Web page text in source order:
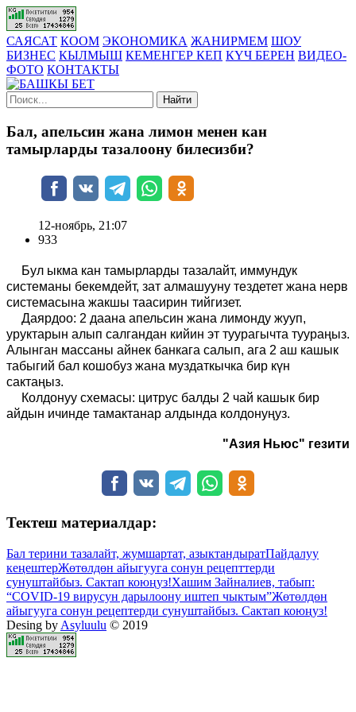
САЯСАТ КООМ ЭКОНОМИКА ЖАНИРМЕМ ШОУ
БИЗНЕС КЫЛМЫШ КЕМЕНГЕР КЕП КҮЧ БЕРЕН ВИДЕО-
ФОТО КОНТАКТЫ
Найти
Бал, апельсин жана лимон менен кан
тамырларды тазалоону билесизби?
12-ноябрь, 21:07
933
Бул ыкма кан тамырларды тазалайт, иммундук
системаны бекемдейт, зат алмашууну тездетет жана нерв
системасына жакшы таасирин тийгизет.
Даярдоо: 2 даана апельсин жана лимонду жууп,
уруктарын алып салгандан кийин эт туурагычта туураңыз.
Алынган массаны айнек банкага салып, ага 2 аш кашык
табыгий бал кошобуз жана муздаткычка бир күн
сактаңыз.
Колдонуу схемасы: цитрус балды 2 чай кашык бир
айдын ичинде тамактанар алдында колдонуңуз.
"Азия Ньюс" гезити
Тектеш материалдар:
Бал терини тазалайт, жумшартат, азыктандыратПайдалуу
кеңештерЖөтөлдөн айыгууга сонун рецепттерди
сунуштайбыз. Сактап коюңуз!Хашим Зайналиев, табып:
“COVID-19 вирусун дарылоону иштеп чыктым”Жөтөлдөн
айыгууга сонун рецептерди сунуштайбыз. Сактап коюңуз!
Desing by Asyluulu © 2019